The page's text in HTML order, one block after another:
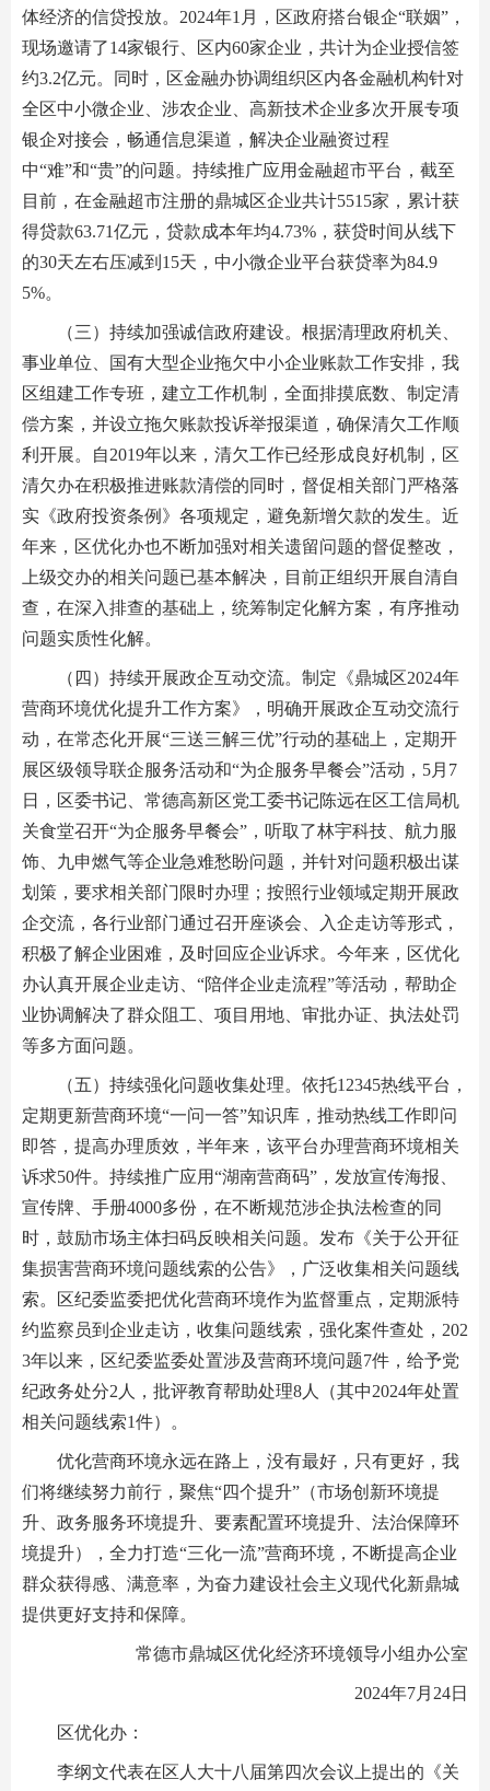
体经济的信贷投放。2024年1月，区政府搭台银企“联姻”，
现场邀请了14家银行、区内60家企业，共计为企业授信签
约3.2亿元。同时，区金融办协调组织区内各金融机构针对
全区中小微企业、涉农企业、高新技术企业多次开展专项
银企对接会，畅通信息渠道，解决企业融资过程
中“难”和“贵”的问题。持续推广应用金融超市平台，截至
目前，在金融超市注册的鼎城区企业共计5515家，累计获
得贷款63.71亿元，贷款成本年均4.73%，获贷时间从线下
的30天左右压减到15天，中小微企业平台获贷率为84.9
5%。
（三）持续加强诚信政府建设。根据清理政府机关、
事业单位、国有大型企业拖欠中小企业账款工作安排，我
区组建工作专班，建立工作机制，全面排摸底数、制定清
偿方案，并设立拖欠账款投诉举报渠道，确保清欠工作顺
利开展。自2019年以来，清欠工作已经形成良好机制，区
清欠办在积极推进账款清偿的同时，督促相关部门严格落
实《政府投资条例》各项规定，避免新增欠款的发生。近
年来，区优化办也不断加强对相关遗留问题的督促整改，
上级交办的相关问题已基本解决，目前正组织开展自清自
查，在深入排查的基础上，统筹制定化解方案，有序推动
问题实质性化解。
（四）持续开展政企互动交流。制定《鼎城区2024年
营商环境优化提升工作方案》，明确开展政企互动交流行
动，在常态化开展“三送三解三优”行动的基础上，定期开
展区级领导联企服务活动和“为企服务早餐会”活动，5月7
日，区委书记、常德高新区党工委书记陈远在区工信局机
关食堂召开“为企服务早餐会”，听取了林宇科技、航力服
饰、九申燃气等企业急难愁盼问题，并针对问题积极出谋
划策，要求相关部门限时办理；按照行业领域定期开展政
企交流，各行业部门通过召开座谈会、入企走访等形式，
积极了解企业困难，及时回应企业诉求。今年来，区优化
办认真开展企业走访、“陪伴企业走流程”等活动，帮助企
业协调解决了群众阻工、项目用地、审批办证、执法处罚
等多方面问题。
（五）持续强化问题收集处理。依托12345热线平台，
定期更新营商环境“一问一答”知识库，推动热线工作即问
即答，提高办理质效，半年来，该平台办理营商环境相关
诉求50件。持续推广应用“湖南营商码”，发放宣传海报、
宣传牌、手册4000多份，在不断规范涉企执法检查的同
时，鼓励市场主体扫码反映相关问题。发布《关于公开征
集损害营商环境问题线索的公告》，广泛收集相关问题线
索。区纪委监委把优化营商环境作为监督重点，定期派特
约监察员到企业走访，收集问题线索，强化案件查处，202
3年以来，区纪委监委处置涉及营商环境问题7件，给予党
纪政务处分2人，批评教育帮助处理8人（其中2024年处置
相关问题线索1件）。
优化营商环境永远在路上，没有最好，只有更好，我
们将继续努力前行，聚焦“四个提升”（市场创新环境提
升、政务服务环境提升、要素配置环境提升、法治保障环
境提升），全力打造“三化一流”营商环境，不断提高企业
群众获得感、满意率，为奋力建设社会主义现代化新鼎城
提供更好支持和保障。
常德市鼎城区优化经济环境领导小组办公室
2024年7月24日
区优化办：
李纲文代表在区人大十八届第四次会议上提出的《关